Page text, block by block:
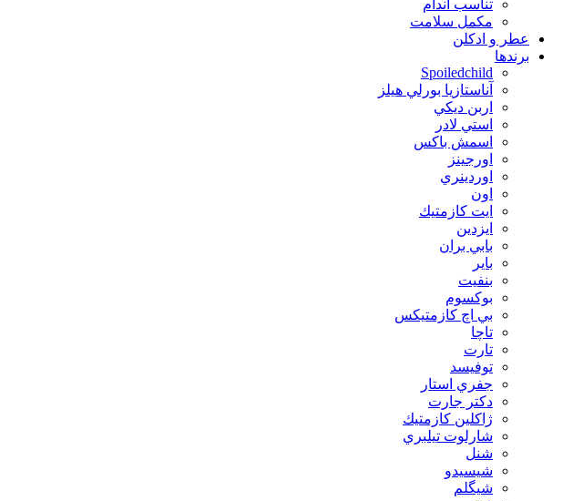
تناسب اندام
مکمل سلامت
عطر و ادکلن
برندها
Spoiledchild
آناستازيا بورلي هيلز
اربن ديكي
استي لادر
اسمش باكس
اورجينز
اوردينري
اون
ايت كازمتيك
ايزدين
بابي بران
بایر
بنفيت
بوكسوم
بي اچ كازمتيكس
تاچا
تارت
توفيسد
جفري استار
دكتر جارت
ژاكلين كازمتيك
شارلوت تيلبري
شنل
شيسيدو
شیگلم